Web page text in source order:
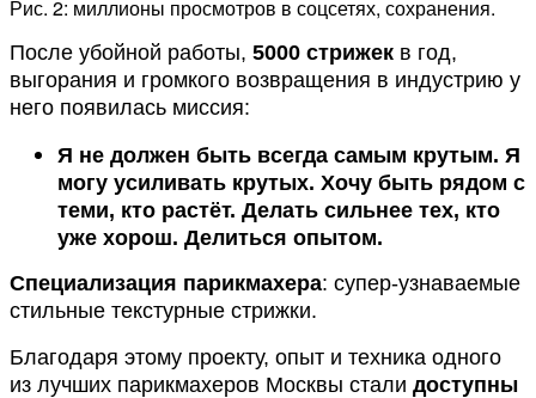
Рис. 2: миллионы просмотров в соцсетях, сохранения.
После убойной работы, 5000 стрижек в год,
выгорания и громкого возвращения в индустрию у
него появилась миссия:
Я не должен быть всегда самым крутым. Я
могу усиливать крутых. Хочу быть рядом с
теми, кто растёт. Делать сильнее тех, кто
уже хорош. Делиться опытом.
Специализация парикмахера: супер-узнаваемые
стильные текстурные стрижки.
Благодаря этому проекту, опыт и техника одного
из лучших парикмахеров Москвы стали доступны